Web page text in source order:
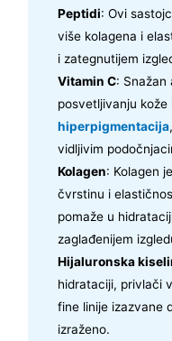
Peptidi: Ovi
više kolagena i
i zategnutijem
Vitamin C: Snažan
posvetljivanju kože
hiperpigmentacija
vidljivim
Kolagen: Kolagen
čvrstinu i
pomaže u
zaglađenijem
Hijaluronska
hidrataciji, privlači
fine linije izazvane
izraženo.